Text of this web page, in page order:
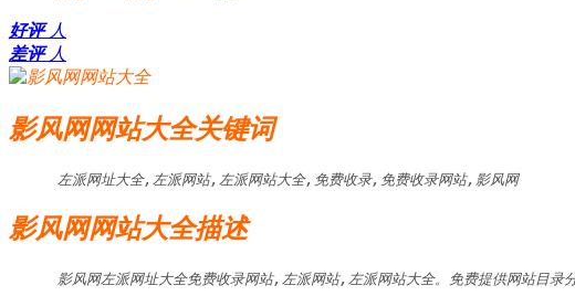
好评 人
差评 人
影风网网站大全关键词
左派网址大全,左派网站,左派网站大全,免费收录,免费收录网站,影风网
影风网网站大全描述
影风网左派网址大全免费收录网站,左派网站,左派网站大全。免费提供网站目